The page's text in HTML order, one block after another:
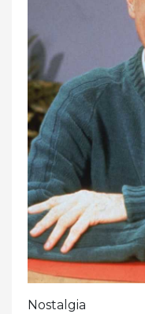
Nostalgia